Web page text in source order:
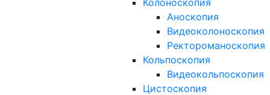
Колоноскопия
Аноскопия
Видеоколоноскопия
Ректороманоскопия
Кольпоскопия
Видеокольпоскопия
Цистоскопия